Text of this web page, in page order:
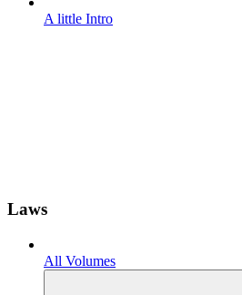
A little Intro
Laws
All Volumes